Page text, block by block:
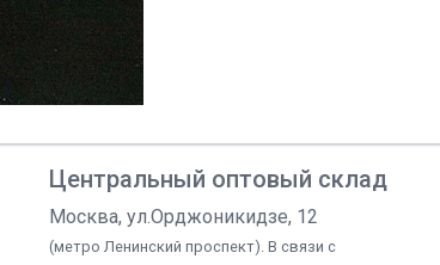
Центральный оптовый склад
Москва, ул.Орджоникидзе, 12
(метро Ленинский проспект). В связи с